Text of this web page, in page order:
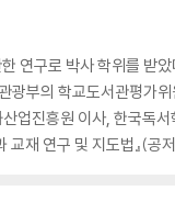
연구로 박사 학위를 받
광부의 학교도서관평가
업진흥원 이사, 한국독
교재 연구 및 지도법』(공